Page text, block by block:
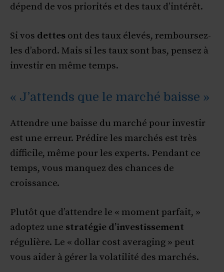
dépend de vos priorités et des taux d’intérêt.
Si vos dettes ont des taux élevés, remboursez-
les d’abord. Mais si les taux sont bas, pensez à
investir en même temps.
« J’attends que le marché baisse »
Attendre une baisse du marché pour investir
est une erreur. Prédire les marchés est très
difficile, même pour les experts. Pendant ce
temps, vous manquez des chances de
croissance.
Plutôt que d’attendre le « moment parfait, »
adoptez une stratégie d’investissement
régulière. Le « dollar cost averaging » peut
vous aider à gérer la volatilité des marchés.